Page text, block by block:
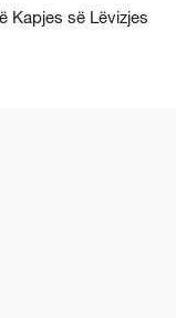
Kapjes së Lëvizjes